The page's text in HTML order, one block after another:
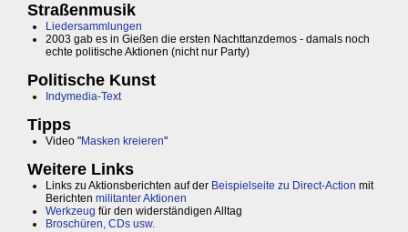
Straßenmusik
Liedersammlungen
2003 gab es in Gießen die ersten Nachttanzdemos - damals noch
echte politische Aktionen (nicht nur Party)
Politische Kunst
Indymedia-Text
Tipps
Video "Masken kreieren"
Weitere Links
Links zu Aktionsberichten auf der Beispielseite zu Direct-Action mit
Berichten militanter Aktionen
Werkzeug für den widerständigen Alltag
Broschüren, CDs usw.